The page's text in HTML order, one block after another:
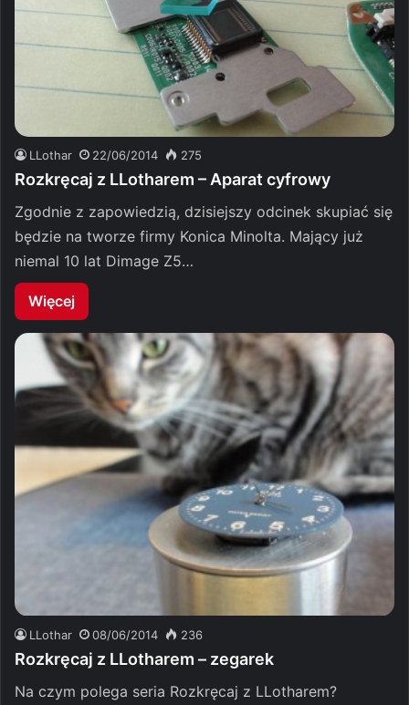
LLothar 22/06/2014 275
Rozkręcaj z LLotharem – Aparat cyfrowy
Zgodnie z zapowiedzią, dzisiejszy odcinek skupiać się
będzie na tworze firmy Konica Minolta. Mający już
niemal 10 lat Dimage Z5…
Więcej
LLothar 08/06/2014 236
Rozkręcaj z LLotharem – zegarek
Na czym polega seria Rozkręcaj z LLotharem?